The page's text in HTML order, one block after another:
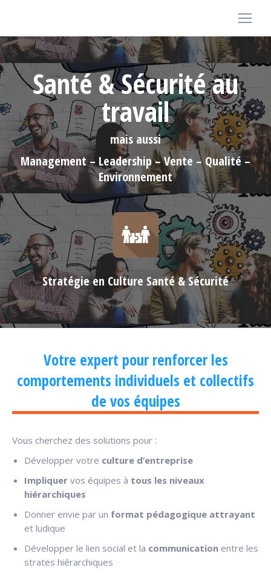
Santé & Sécurité au
travail
mais aussi
Management – Leadership – Vente – Qualité –
Environnement
Stratégie en Culture Santé & Sécurité
Votre expert pour renforcer les
comportements individuels et collectifs
de vos équipes
Vous cherchez des solutions pour :
Développer votre culture d’entreprise
Impliquer vos équipes à tous les niveaux
hiérarchiques
Donner envie par un format pédagogique attrayant
et ludique
Développer le lien social et la communication entre les
strates hiérarchiques